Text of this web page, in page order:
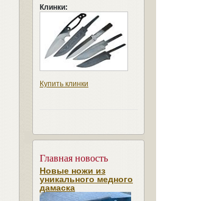
Клинки:
Купить клинки
Главная новость
Новые ножи из
уникального медного
дамаска